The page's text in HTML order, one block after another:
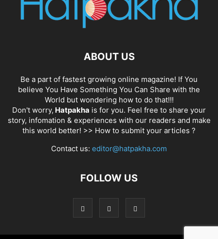
ABOUT US
Be a part of fastest growing online magazine! If You
believe You Have Something You Can Share with the
World but wondering how to do that!!!
Don't worry, Hatpakha is for you. Feel free to share your
story, infomation & experiences with our readers and make
this world better! >> How to submit your articles ?
Contact us: editor@hatpakha.com
FOLLOW US